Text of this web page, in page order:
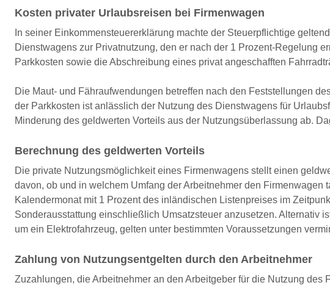
Kosten privater Urlaubsreisen bei Firmenwagen
In seiner Einkommensteuererklärung machte der Steuerpflichtige
Dienstwagens zur Privatnutzung, den er nach der 1 Prozent-Regelung
Parkkosten sowie die Abschreibung eines privat angeschafften
Die Maut- und Fähraufwendungen betreffen nach den Feststellungen
der Parkkosten ist anlässlich der Nutzung des Dienstwagens für
Minderung des geldwerten Vorteils aus der Nutzungsüberlassung ab.
Berechnung des geldwerten Vorteils
Die private Nutzungsmöglichkeit eines Firmenwagens stellt einen
davon, ob und in welchem Umfang der Arbeitnehmer den Firmenwagen
Kalendermonat mit 1 Prozent des inländischen Listenpreises im
Sonderausstattung einschließlich Umsatzsteuer anzusetzen. Alternativ
um ein Elektrofahrzeug, gelten unter bestimmten Voraussetzungen
Zahlung von Nutzungsentgelten durch den Arbeitnehmer
Zuzahlungen, die Arbeitnehmer an den Arbeitgeber für die Nutzung